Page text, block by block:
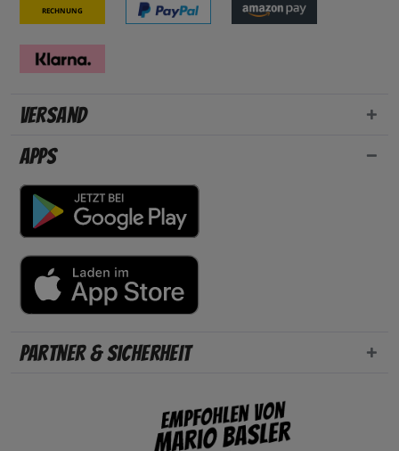
Rechnung
Versand
Apps
Partner & Sicherheit